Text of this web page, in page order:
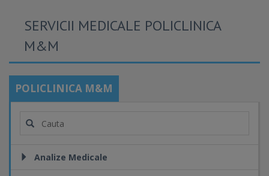
SERVICII MEDICALE POLICLINICA
M&M
POLICLINICA M&M
Analize Medicale